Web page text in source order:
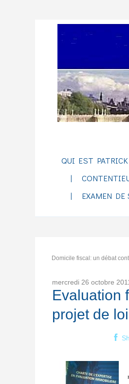
QUI EST
EXAMEN
Domicile fiscal: un débat
mercredi 26 octobre
Evaluation
projet de